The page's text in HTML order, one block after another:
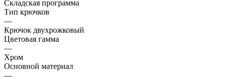
Складская программа
Тип крючков
—
Крючок двухрожковый
Цветовая гамма
—
Хром
Основной материал
—